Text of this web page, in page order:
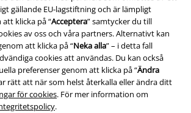
gällande EU-lagstiftning och är lämpligt
klicka på “Acceptera” samtycker du till
av oss och våra partners. Alternativt kan
att klicka på “Neka alla” – i detta fall
cookies att användas. Du kan också
preferenser genom att klicka på “Ändra
rätt att när som helst återkalla eller ändra ditt
för cookies. För mer information om
.